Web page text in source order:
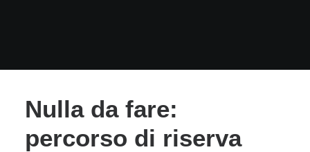
Nulla da fare:
percorso di riserva